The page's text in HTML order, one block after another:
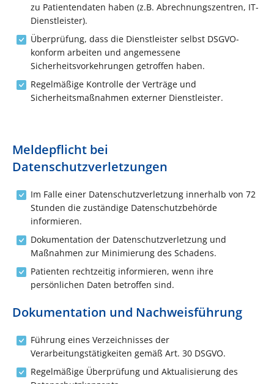
zu Patientendaten haben (z.B. Abrechnungszentren, IT-
Dienstleister).
Überprüfung, dass die Dienstleister selbst DSGVO-
konform arbeiten und angemessene
Sicherheitsvorkehrungen getroffen haben.
Regelmäßige Kontrolle der Verträge und
Sicherheitsmaßnahmen externer Dienstleister.
Meldepflicht bei
Datenschutzverletzungen
Im Falle einer Datenschutzverletzung innerhalb von 72
Stunden die zuständige Datenschutzbehörde
informieren.
Dokumentation der Datenschutzverletzung und
Maßnahmen zur Minimierung des Schadens.
Patienten rechtzeitig informieren, wenn ihre
persönlichen Daten betroffen sind.
Dokumentation und Nachweisführung
Führung eines Verzeichnisses der
Verarbeitungstätigkeiten gemäß Art. 30 DSGVO.
Regelmäßige Überprüfung und Aktualisierung des